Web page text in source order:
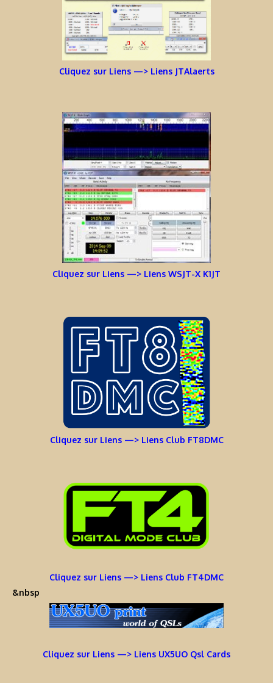
Cliquez sur Liens —> Liens JTAlaerts
Cliquez sur Liens —> Liens WSJT-X K1JT
Cliquez sur Liens —> Liens Club FT8DMC
Cliquez sur Liens —> Liens Club FT4DMC
&nbsp
Cliquez sur Liens —> Liens UX5UO Qsl Cards